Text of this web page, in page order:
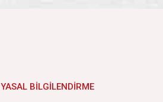
YASAL BILGILENDIRME